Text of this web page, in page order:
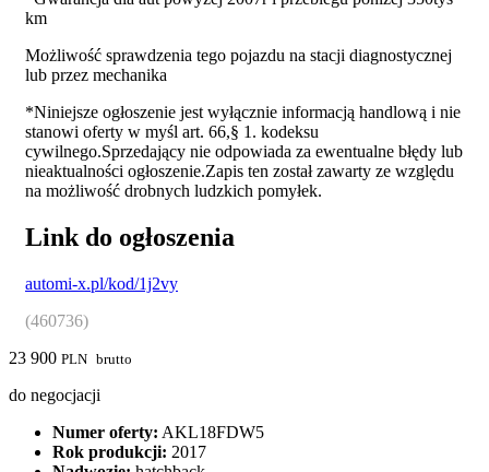
km
Możliwość sprawdzenia tego pojazdu na stacji diagnostycznej
lub przez mechanika
*Niniejsze ogłoszenie jest wyłącznie informacją handlową i nie
stanowi oferty w myśl art. 66,§ 1. kodeksu
cywilnego.Sprzedający nie odpowiada za ewentualne błędy lub
nieaktualności ogłoszenie.Zapis ten został zawarty ze względu
na możliwość drobnych ludzkich pomyłek.
Link do ogłoszenia
automi-x.pl/kod/1j2vy
(460736)
23 900 PLN brutto
do negocjacji
Numer oferty: AKL18FDW5
Rok produkcji: 2017